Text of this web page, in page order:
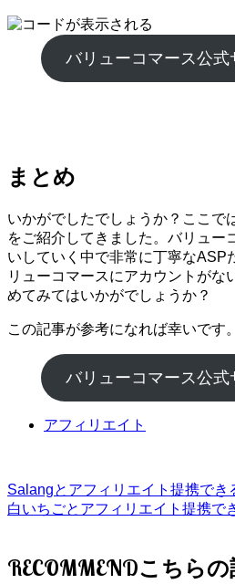
バリューコマース公式
まとめ
いかがでしたでしょうか？ここで
をご紹介してきました。バリュー
いしていく中で非常に丁寧なASP
リューコマースにアカウントがな
めてみてはいかがでしょうか？
この記事が参考になれば幸いです。
バリューコマース公式
アフィリエイト
Salangとアフィリエイト提携でき
白いちごとアフィリエイト提携で
RECOMMEND